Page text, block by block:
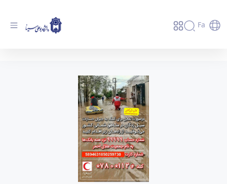
Fa
بشتابیم - دانشگاه بوعلی سینا همدان